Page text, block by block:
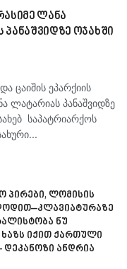
ლანა
პანაშვიდზე ოჯახში
ცაიშის ეპარქიის
ლატარიას პანაშვიდზე
საპატრიარქოს
პირები, ლომისის
ნუ
ხაზს იქით ქართული
დეკანოზი ანდრია